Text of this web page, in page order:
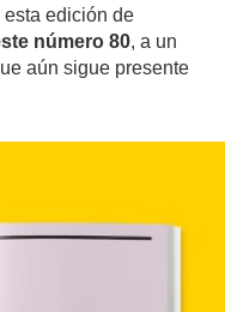
esta edición de
número 80, a un
aún sigue presente